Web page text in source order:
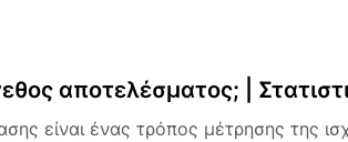
αποτελέσματος; |
είναι ένας τρόπος μέτρησης της